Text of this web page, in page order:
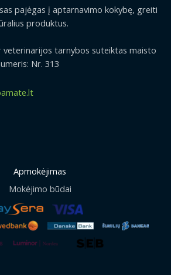
pajėgas į aptarnavimo kokybę, greiti
produktus.
veterinarijos tarnybos suteiktas maisto
Nr. 313
Apmokėjimas
Mokėjimo būdai